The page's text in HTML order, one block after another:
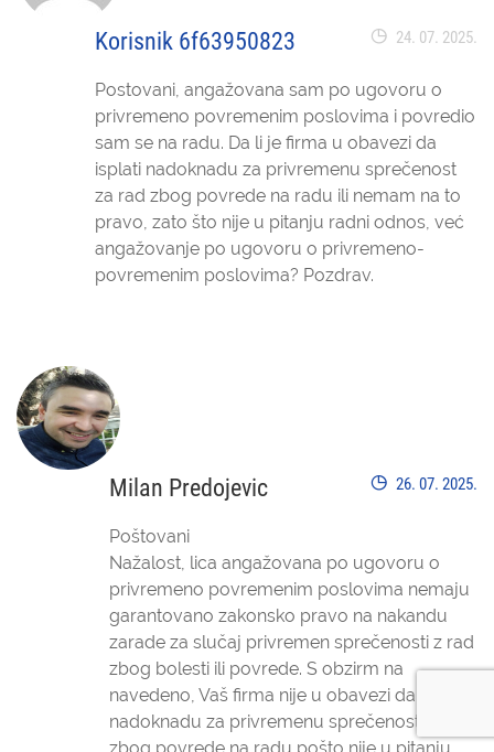
Korisnik 6f63950823 24. 07. 2025.
Postovani, angažovana sam po ugovoru o
privremeno povremenim poslovima i povredio
sam se na radu. Da li je firma u obavezi da
isplati nadoknadu za privremenu sprečenost
za rad zbog povrede na radu ili nemam na to
pravo, zato što nije u pitanju radni odnos, već
angažovanje po ugovoru o privremeno-
povremenim poslovima? Pozdrav.
Milan Predojevic 26. 07. 2025.
Poštovani
Nažalost, lica angažovana po ugovoru o
privremeno povremenim poslovima nemaju
garantovano zakonsko pravo na nakandu
zarade za slučaj privremen sprečenosti z rad
zbog bolesti ili povrede. S obzirm na
navedeno, Vaš firma nije u obavezi da isplati
nadoknadu za privremenu sprečenost za rad